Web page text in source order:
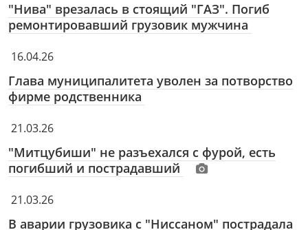
"Нива" врезалась в стоящий "ГАЗ". Погиб
ремонтировавший грузовик мужчина
16.04.26
Глава муниципалитета уволен за потворство
фирме родственника
21.03.26
"Митцубиши" не разъехался с фурой, есть
погибший и пострадавший
21.03.26
В аварии грузовика с "Ниссаном" пострадала